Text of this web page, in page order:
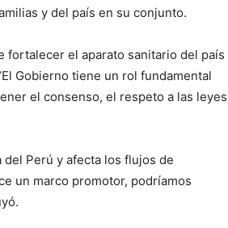
y del país en su conjunto.
fortalecer el aparato sanitario del país
Gobierno tiene un rol fundamental
el consenso, el respeto a las leyes
Perú y afecta los flujos de
un marco promotor, podríamos